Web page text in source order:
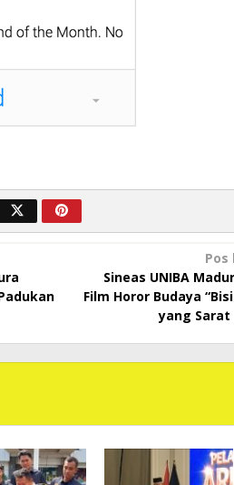
Sineas UNIBA
Film Horor Budaya
yang